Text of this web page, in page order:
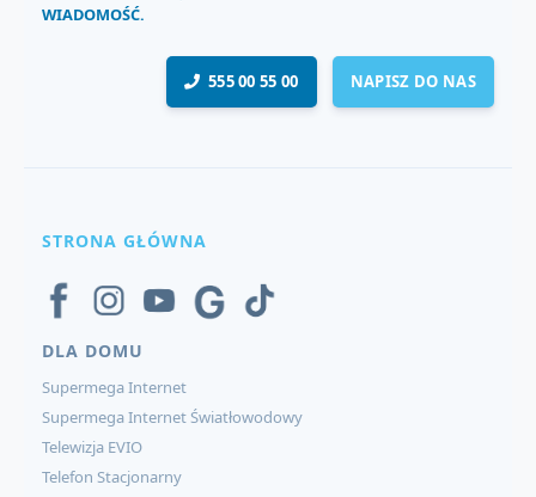
WIADOMOŚĆ.
555 00 55 00 NAPISZ DO NAS
STRONA GŁÓWNA
DLA DOMU
Supermega Internet
Supermega Internet Światłowodowy
Telewizja EVIO
Telefon Stacjonarny